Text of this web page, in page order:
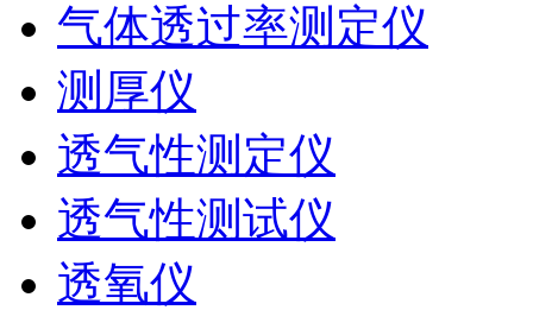
气体透过率测定仪
测厚仪
透气性测定仪
透气性测试仪
透氧仪